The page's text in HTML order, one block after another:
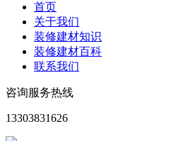
首页
关于我们
装修建材知识
装修建材百科
联系我们
咨询服务热线
13303831626